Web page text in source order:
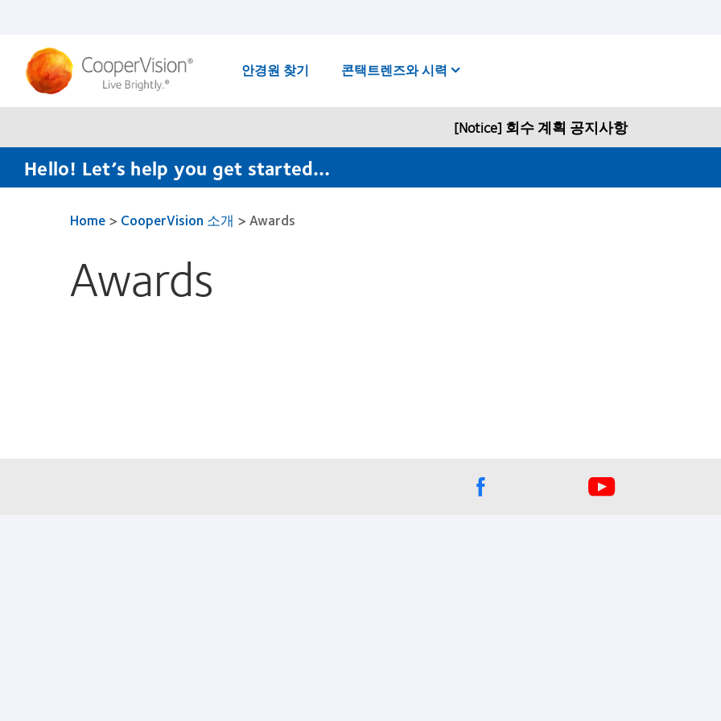
content
안경원 찾기 콘택트렌즈와 시력
[Notice] 회수 계획 공지사항
Hello! Let’s help you get started…
Home> CooperVision 소개 >Awards
Awards